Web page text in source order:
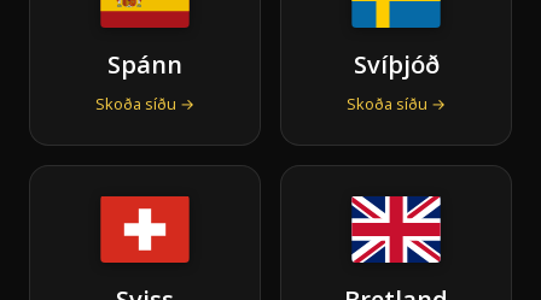
Spánn
Skoða síðu →
Svíþjóð
Skoða síðu →